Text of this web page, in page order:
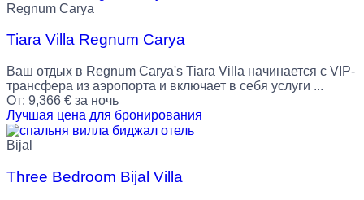
Regnum Carya
Tiara Villa Regnum Carya
Ваш отдых в Regnum Carya's Tiara Villa начинается с VIP-
трансфера из аэропорта и включает в себя услуги ...
От: 9,366 € за ночь
Лучшая цена для бронирования
Bijal
Three Bedroom Bijal Villa